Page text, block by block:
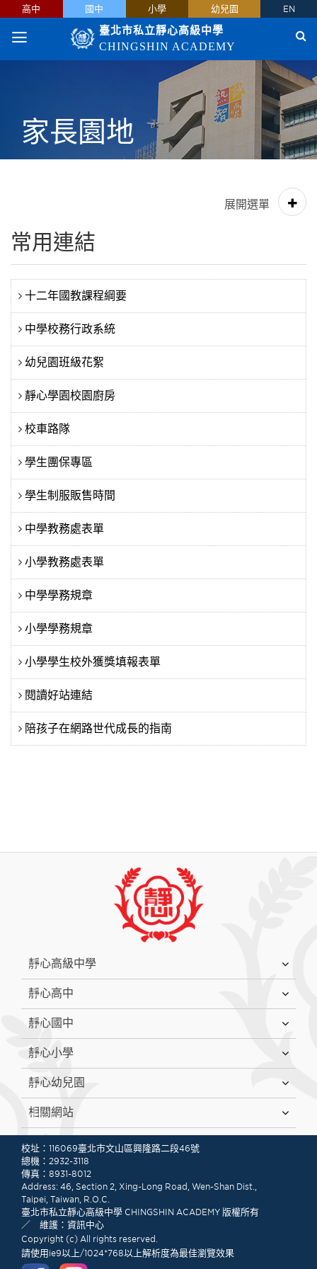
高中 國中 小學 幼兒園 EN
臺北市私立靜心高級中學
CHINGSHIN ACADEMY
家長園地
常用連結
十二年國教課程綱要
中學校務行政系統
幼兒園班級花絮
靜心學園校園廚房
校車路隊
學生團保專區
學生制服販售時間
中學教務處表單
小學教務處表單
中學學務規章
小學學務規章
小學學生校外獲獎填報表單
閱讀好站連結
陪孩子在網路世代成長的指南
靜心高級中學
靜心高中
靜心國中
靜心小學
靜心幼兒園
相關網站
校址：116069臺北市文山區興隆路二段46號
總機：2932-3118
傳真：8931-8012
Address: 46, Section 2, Xing-Long Road, Wen-Shan Dist.,
Taipei, Taiwan, R.O.C.
臺北市私立靜心高級中學 CHINGSHIN ACADEMY 版權所有
／ 維護：資訊中心
Copyright (c) All rights reserved.
請使用ie9以上/1024*768以上解析度為最佳瀏覽效果